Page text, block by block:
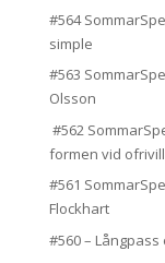
#564
simple
#563
Olsson
#562
formen vid
#561
Flockhart
#560 –